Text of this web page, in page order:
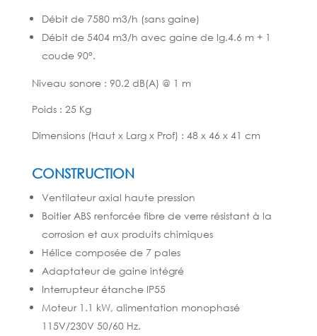
Débit de 7580 m3/h (sans gaine)
Débit de 5404 m3/h avec gaine de lg.4.6 m + 1
coude 90°.
Niveau sonore : 90.2 dB(A) @ 1 m
Poids : 25 Kg
Dimensions (Haut x Larg x Prof) : 48 x 46 x 41 cm
CONSTRUCTION
Ventilateur axial haute pression
Boitier ABS renforcée fibre de verre résistant à la
corrosion et aux produits chimiques
Hélice composée de 7 pales
Adaptateur de gaine intégré
Interrupteur étanche IP55
Moteur 1.1 kW, alimentation monophasé
115V/230V 50/60 Hz.